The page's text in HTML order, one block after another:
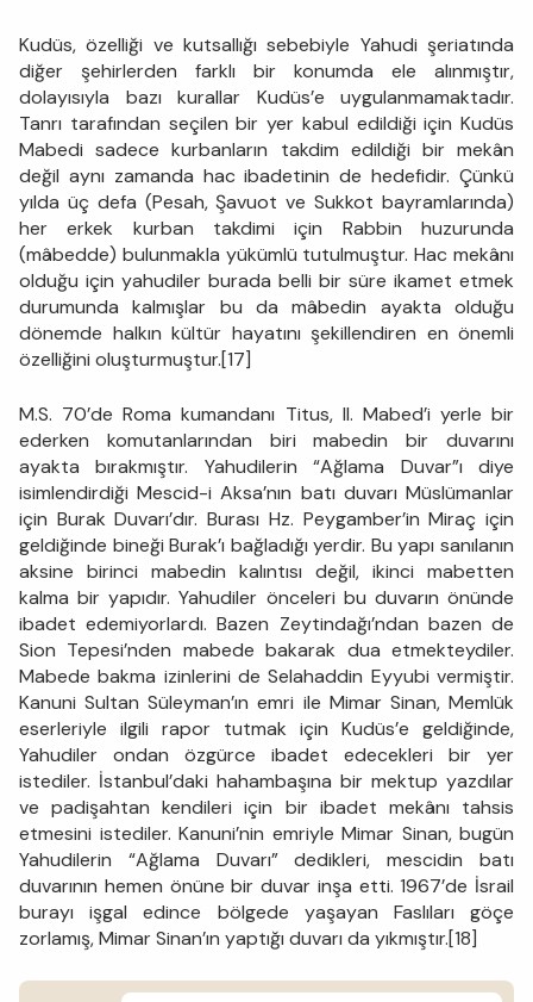
Kudüs, özelliği ve kutsallığı sebebiyle Yahudi şeriatında
diğer şehirlerden farklı bir konumda ele alınmıştır,
dolayısıyla bazı kurallar Kudüs’e uygulanmamaktadır.
Tanrı tarafından seçilen bir yer kabul edildiği için Kudüs
Mabedi sadece kurbanların takdim edildiği bir mekân
değil aynı zamanda hac ibadetinin de hedefidir. Çünkü
yılda üç defa (Pesah, Şavuot ve Sukkot bayramlarında)
her erkek kurban takdimi için Rabbin huzurunda
(mâbedde) bulunmakla yükümlü tutulmuştur. Hac mekânı
olduğu için yahudiler burada belli bir süre ikamet etmek
durumunda kalmışlar bu da mâbedin ayakta olduğu
dönemde halkın kültür hayatını şekillendiren en önemli
özelliğini oluşturmuştur.[17]
M.S. 70’de Roma kumandanı Titus, II. Mabed’i yerle bir
ederken komutanlarından biri mabedin bir duvarını
ayakta bırakmıştır. Yahudilerin “Ağlama Duvar”ı diye
isimlendirdiği Mescid-i Aksa’nın batı duvarı Müslümanlar
için Burak Duvarı’dır. Burası Hz. Peygamber’in Miraç için
geldiğinde bineği Burak’ı bağladığı yerdir. Bu yapı sanılanın
aksine birinci mabedin kalıntısı değil, ikinci mabetten
kalma bir yapıdır. Yahudiler önceleri bu duvarın önünde
ibadet edemiyorlardı. Bazen Zeytindağı’ndan bazen de
Sion Tepesi’nden mabede bakarak dua etmekteydiler.
Mabede bakma izinlerini de Selahaddin Eyyubi vermiştir.
Kanuni Sultan Süleyman’ın emri ile Mimar Sinan, Memlük
eserleriyle ilgili rapor tutmak için Kudüs’e geldiğinde,
Yahudiler ondan özgürce ibadet edecekleri bir yer
istediler. İstanbul’daki hahambaşına bir mektup yazdılar
ve padişahtan kendileri için bir ibadet mekânı tahsis
etmesini istediler. Kanuni’nin emriyle Mimar Sinan, bugün
Yahudilerin “Ağlama Duvarı” dedikleri, mescidin batı
duvarının hemen önüne bir duvar inşa etti. 1967’de İsrail
burayı işgal edince bölgede yaşayan Faslıları göçe
zorlamış, Mimar Sinan’ın yaptığı duvarı da yıkmıştır.[18]